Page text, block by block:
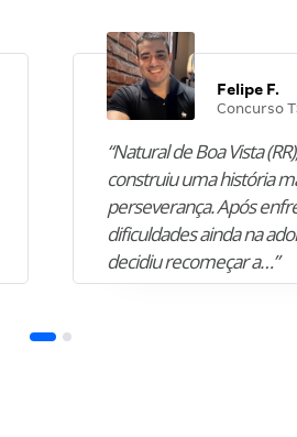
Felipe F.
Concurso
“Natural de Boa Vista
construiu uma história
perseverança. Após
dificuldades ainda na
decidiu recomeçar a…”